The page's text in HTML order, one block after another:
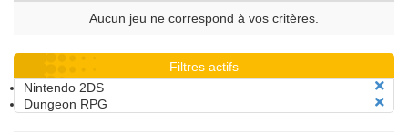
Aucun jeu ne correspond à vos critères.
Filtres actifs
Nintendo 2DS
Dungeon RPG